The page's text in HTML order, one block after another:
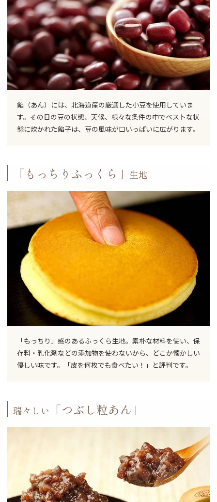
餡（あん）には、北海道産の厳選した小豆を使用していま
す。その日の豆の状態、天候、様々な条件の中でベストな状
態に炊かれた餡子は、豆の風味が口いっぱいに広がります。
「もっちりふっくら」 生地
「もっちり」感のあるふっくら生地。素朴な材料を使い、保
存料・乳化剤などの添加物を使わないから、どこか懐かしい
優しい味です。「皮を何枚でも食べたい！」と評判です。
瑞々しい 「つぶし粒あん」